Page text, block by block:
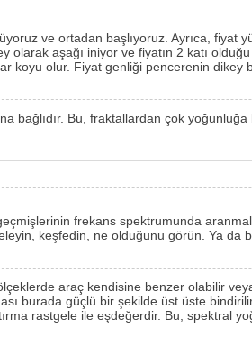
ve ortadan başlıyoruz. Ayrıca, fiyat
olarak aşağı iniyor ve fiyatın 2 katı
olur. Fiyat genliği pencerenin dikey
bağlıdır. Bu, fraktallardan çok yoğunluğa
frekans spektrumunda
keşfedin, ne olduğunu görün. Ya da
araç kendisine benzer olabilir
burada güçlü bir şekilde üst üste
rastgele ile eşdeğerdir. Bu, spektral